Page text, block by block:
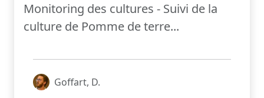
Monitoring des cultures - Suivi de la
culture de Pomme de terre...
Goffart, D.